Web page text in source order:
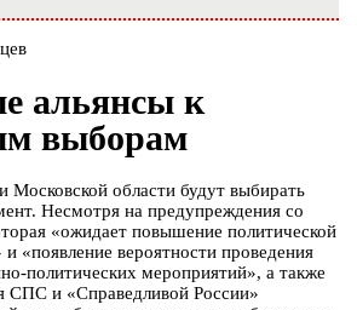
альянсы к
выборам
Московской области будут выбирать
Несмотря на предупреждения со
«ожидает повышение политической
«появление вероятности проведения
политических мероприятий», а также
СПС и «Справедливой России»